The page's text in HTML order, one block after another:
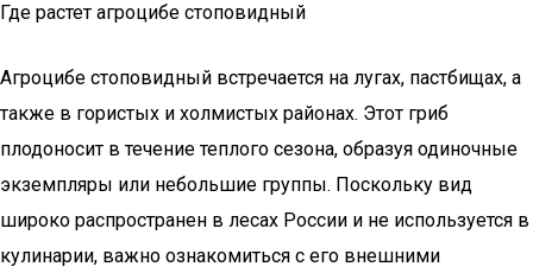
Где растет агроцибе стоповидный
Агроцибе стоповидный встречается на лугах, пастбищах, а
также в гористых и холмистых районах. Этот гриб
плодоносит в течение теплого сезона, образуя одиночные
экземпляры или небольшие группы. Поскольку вид
широко распространен в лесах России и не используется в
кулинарии, важно ознакомиться с его внешними